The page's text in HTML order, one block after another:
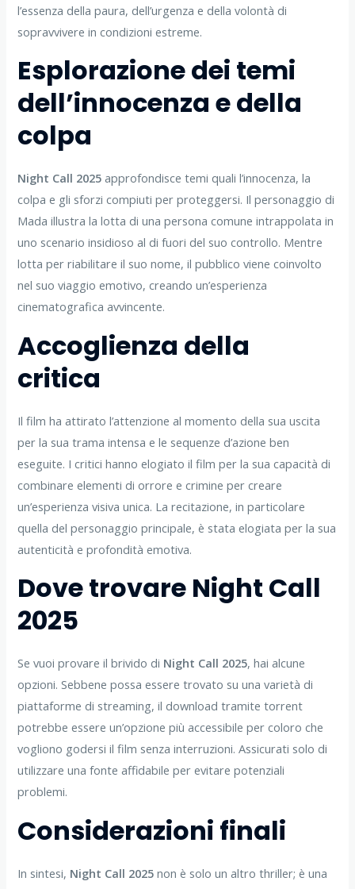
l’essenza della paura, dell’urgenza e della volontà di
sopravvivere in condizioni estreme.
Esplorazione dei temi
dell’innocenza e della
colpa
Night Call 2025 approfondisce temi quali l’innocenza, la
colpa e gli sforzi compiuti per proteggersi. Il personaggio di
Mada illustra la lotta di una persona comune intrappolata in
uno scenario insidioso al di fuori del suo controllo. Mentre
lotta per riabilitare il suo nome, il pubblico viene coinvolto
nel suo viaggio emotivo, creando un’esperienza
cinematografica avvincente.
Accoglienza della
critica
Il film ha attirato l’attenzione al momento della sua uscita
per la sua trama intensa e le sequenze d’azione ben
eseguite. I critici hanno elogiato il film per la sua capacità di
combinare elementi di orrore e crimine per creare
un’esperienza visiva unica. La recitazione, in particolare
quella del personaggio principale, è stata elogiata per la sua
autenticità e profondità emotiva.
Dove trovare Night Call
2025
Se vuoi provare il brivido di Night Call 2025, hai alcune
opzioni. Sebbene possa essere trovato su una varietà di
piattaforme di streaming, il download tramite torrent
potrebbe essere un’opzione più accessibile per coloro che
vogliono godersi il film senza interruzioni. Assicurati solo di
utilizzare una fonte affidabile per evitare potenziali
problemi.
Considerazioni finali
In sintesi, Night Call 2025 non è solo un altro thriller; è una